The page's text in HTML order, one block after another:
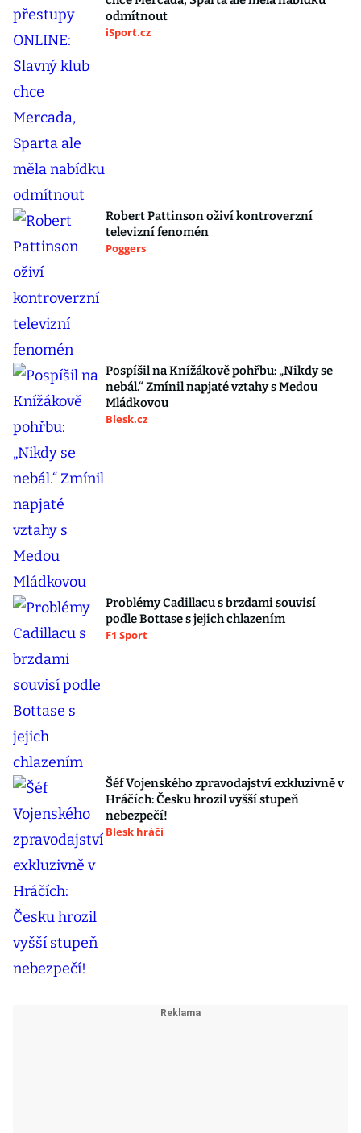
odmítnout
iSport.cz
Robert Pattinson oživí kontroverzní
televizní fenomén
Poggers
Pospíšil na Knížákově pohřbu: „Nikdy se
nebál.“ Zmínil napjaté vztahy s Medou
Mládkovou
Blesk.cz
Problémy Cadillacu s brzdami souvisí
podle Bottase s jejich chlazením
F1 Sport
Šéf Vojenského zpravodajství exkluzivně v
Hráčích: Česku hrozil vyšší stupeň
nebezpečí!
Blesk hráči